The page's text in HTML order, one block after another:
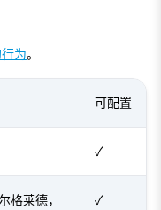
为。
可配置
✓
格莱德，
✓